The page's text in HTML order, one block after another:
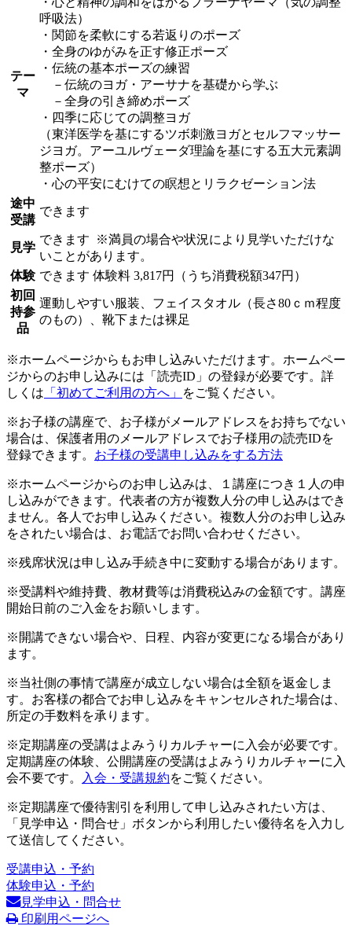
テー
マ
呼吸法）
・関節を柔軟にする若返りのポーズ
・全身のゆがみを正す修正ポーズ
・伝統の基本ポーズの練習
－伝統のヨガ・アーサナを基礎から学ぶ
－全身の引き締めポーズ
・四季に応じての調整ヨガ
（東洋医学を基にするツボ刺激ヨガとセルフマッサー
ジヨガ。アーユルヴェーダ理論を基にする五大元素調
整ポーズ）
・心の平安にむけての瞑想とリラクゼーション法
途中
受講
できます
見学
できます
※満員の場合や状況により見学いただけな
いことがあります。
体験 できます 体験料 3,817円（うち消費税額347円）
初回
持参
品
運動しやすい服装、フェイスタオル（長さ80ｃｍ程度
のもの）、靴下または裸足
※ホームページからもお申し込みいただけます。ホームペー
ジからのお申し込みには「読売ID」の登録が必要です。詳
しくは 「初めてご利用の方へ」 をご覧ください。
※お子様の講座で、お子様がメールアドレスをお持ちでない
場合は、保護者用のメールアドレスでお子様用の読売IDを
登録できます。 お子様の受講申し込みをする方法
※ホームページからのお申し込みは、１講座につき１人の申
し込みができます。代表者の方が複数人分の申し込みはでき
ません。各人でお申し込みください。複数人分のお申し込み
をされたい場合は、お電話でお問い合わせください。
※残席状況は申し込み手続き中に変動する場合があります。
※受講料や維持費、教材費等は消費税込みの金額です。講座
開始日前のご入金をお願いします。
※開講できない場合や、日程、内容が変更になる場合があり
ます。
※当社側の事情で講座が成立しない場合は全額を返金しま
す。お客様の都合でお申し込みをキャンセルされた場合は、
所定の手数料を承ります。
※定期講座の受講はよみうりカルチャーに入会が必要です。
定期講座の体験、公開講座の受講はよみうりカルチャーに入
会不要です。
入会・受講規約をご覧ください。
※定期講座で優待割引を利用して申し込みされたい方は、
「見学申込・問合せ」ボタンから利用したい優待名を入力し
て送信してください。
受講申込・予約
体験申込・予約
見学申込・問合せ
印刷用ページへ